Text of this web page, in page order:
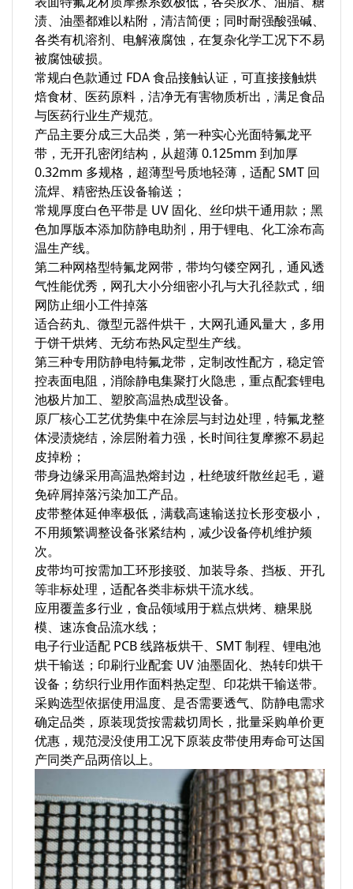
渍、油墨都难以粘附，清洁简便；同时耐强酸强碱、
各类有机溶剂、电解液腐蚀，在复杂化学工况下不易
被腐蚀破损。
常规白色款通过 FDA 食品接触认证，可直接接触烘
焙食材、医药原料，洁净无有害物质析出，满足食品
与医药行业生产规范。
产品主要分成三大品类，第一种实心光面特氟龙平
带，无开孔密闭结构，从超薄 0.125mm 到加厚
0.32mm 多规格，超薄型号质地轻薄，适配 SMT 回
流焊、精密热压设备输送；
常规厚度白色平带是 UV 固化、丝印烘干通用款；黑
色加厚版本添加防静电助剂，用于锂电、化工涂布高
温生产线。
第二种网格型特氟龙网带，带均匀镂空网孔，通风透
气性能优秀，网孔大小分细密小孔与大孔径款式，细
网防止细小工件掉落
适合药丸、微型元器件烘干，大网孔通风量大，多用
于饼干烘烤、无纺布热风定型生产线。
第三种专用防静电特氟龙带，定制改性配方，稳定管
控表面电阻，消除静电集聚打火隐患，重点配套锂电
池极片加工、塑胶高温热成型设备。
原厂核心工艺优势集中在涂层与封边处理，特氟龙整
体浸渍烧结，涂层附着力强，长时间往复摩擦不易起
皮掉粉；
带身边缘采用高温热熔封边，杜绝玻纤散丝起毛，避
免碎屑掉落污染加工产品。
皮带整体延伸率极低，满载高速输送拉长形变极小，
不用频繁调整设备张紧结构，减少设备停机维护频
次。
皮带均可按需加工环形接驳、加装导条、挡板、开孔
等非标处理，适配各类非标烘干流水线。
应用覆盖多行业，食品领域用于糕点烘烤、糖果脱
模、速冻食品流水线；
电子行业适配 PCB 线路板烘干、SMT 制程、锂电池
烘干输送；印刷行业配套 UV 油墨固化、热转印烘干
设备；纺织行业用作面料热定型、印花烘干输送带。
采购选型依据使用温度、是否需要透气、防静电需求
确定品类，原装现货按需裁切周长，批量采购单价更
优惠，规范浸没使用工况下原装皮带使用寿命可达国
产同类产品两倍以上。